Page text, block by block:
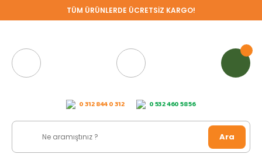
TÜM ÜRÜNLERDE ÜCRETSİZ KARGO!
0 312 844 0 312 0 532 460 58 56
Ara